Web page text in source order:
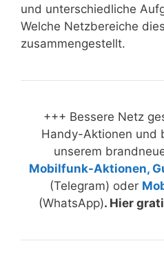
und unterschiedliche
Welche Netzbereiche
zusammengestellt.
+++ Bessere Netz
Handy-Aktionen und
unserem
Mobilfunk-Aktionen,
(Telegram) oder
(WhatsApp). Hier